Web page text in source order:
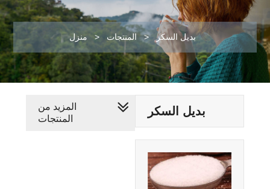
منزل > المنتجات > بديل السكر
بديل السكر
المزيد من
المنتجات